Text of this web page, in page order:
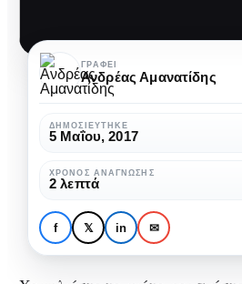
GAMING
Γνωρίστε το
Γνωρίστε
το
Perception
ΓΡΆΦΕΙ
Ανδρέας Αμανατίδης
ΔΗΜΟΣΙΕΎΤΗΚΕ
5 Μαΐου, 2017
ΧΡΌΝΟΣ ΑΝΆΓΝΩΣΗΣ
2 λεπτά
f 𝕏 in ✉